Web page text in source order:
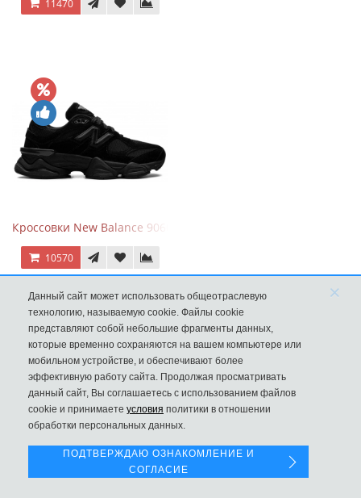
11470
Кроссовки New Balance 9060 Triple Black
10570
New Balance 1906R Fantomfit Ice Wine
Данный сайт может использовать общеотраслевую
технологию, называемую cookie. Файлы cookie
представляют собой небольшие фрагменты данных,
которые временно сохраняются на вашем компьютере или
мобильном устройстве, и обеспечивают более
эффективную работу сайта. Продолжая просматривать
данный сайт, Вы соглашаетесь с использованием файлов
cookie и принимаете условия политики в отношении
обработки персональных данных.
×
ПОДТВЕРЖДАЮ ОЗНАКОМЛЕНИЕ И
СОГЛАСИЕ